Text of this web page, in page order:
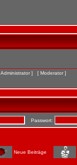
Administrator ] [ Moderator ]
Passwort:
Neue Beiträge